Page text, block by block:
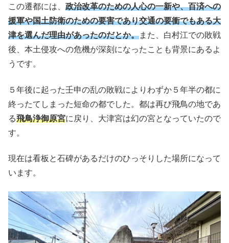
この遷都には、 政治改革のための人心の一新や、百済への
援軍や国土防衛のための要害であり交通の要衝でもある大
津を選んだ理由があったのだとか。また、白村江での敗戦
後、本土侵攻への危機が深刻になったことも背景にあるよ
うです。
５年後に起った壬申の乱の敗戦によりわずか５年半の都に
終ったてしまった短命の都でした。都は再び飛鳥の地であ
る飛鳥浄御原宮に戻り、大津宮は幻の宮となっていたので
す。
現在は看板と石碑があるだけのひっそりした場所になって
います。